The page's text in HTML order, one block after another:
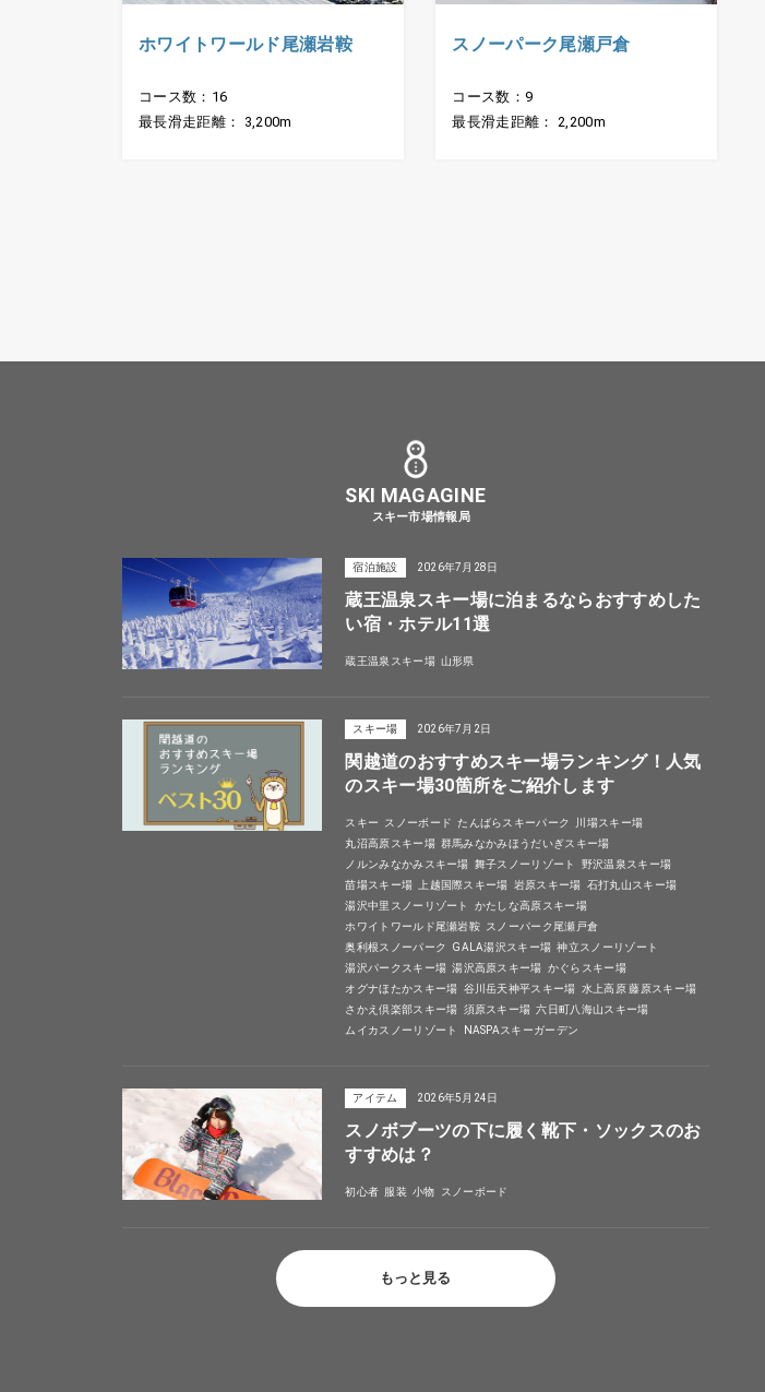
ホワイトワールド尾瀬岩鞍
コース数：16
最長滑走距離： 3,200m
スノーパーク尾瀬戸倉
コース数：9
最長滑走距離： 2,200m
SKI MAGAGINE
スキー市場情報局
宿泊施設 2026年7月28日
蔵王温泉スキー場に泊まるならおすすめした
い宿・ホテル11選
蔵王温泉スキー場 山形県
スキー場 2026年7月2日
関越道のおすすめスキー場ランキング！人気
のスキー場30箇所をご紹介します
スキー スノーボード たんばらスキーパーク
川場スキー場
丸沼高原スキー場 群馬みなかみほうだいぎスキー場
ノルンみなかみスキー場 舞子スノーリゾート
野沢温泉スキー場
苗場スキー場
上越国際スキー場 岩原スキー場 石打丸山スキー場
湯沢中里スノーリゾート
かたしな高原スキー場
ホワイトワールド尾瀬岩鞍 スノーパーク尾瀬戸倉
奥利根スノーパーク
GALA湯沢スキー場 神立スノーリゾート
湯沢パークスキー場 湯沢高原スキー場 かぐらスキー場
オグナほたかスキー場 谷川岳天神平スキー場 水上高原 藤原スキー場
さかえ倶楽部スキー場 須原スキー場 六日町八海山スキー場
ムイカスノーリゾート
NASPAスキーガーデン
アイテム 2026年5月24日
スノボブーツの下に履く靴下・ソックスのお
すすめは？
初心者 服装 小物 スノーボード
もっと見る